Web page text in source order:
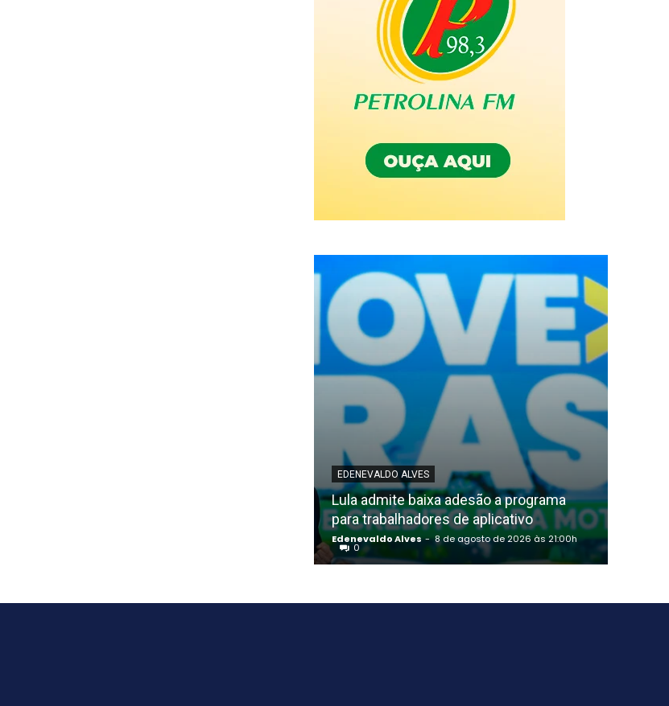
EDENEVALDO ALVES
Lula admite baixa adesão a programa
para trabalhadores de aplicativo
Edenevaldo Alves - 8 de agosto de 2026 às 21:00h
0